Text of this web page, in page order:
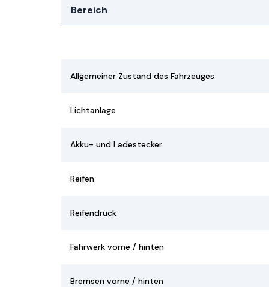
Bereich
Allgemeiner Zustand des Fahrzeuges
Lichtanlage
Akku- und Ladestecker
Reifen
Reifendruck
Fahrwerk vorne / hinten
Bremsen vorne / hinten